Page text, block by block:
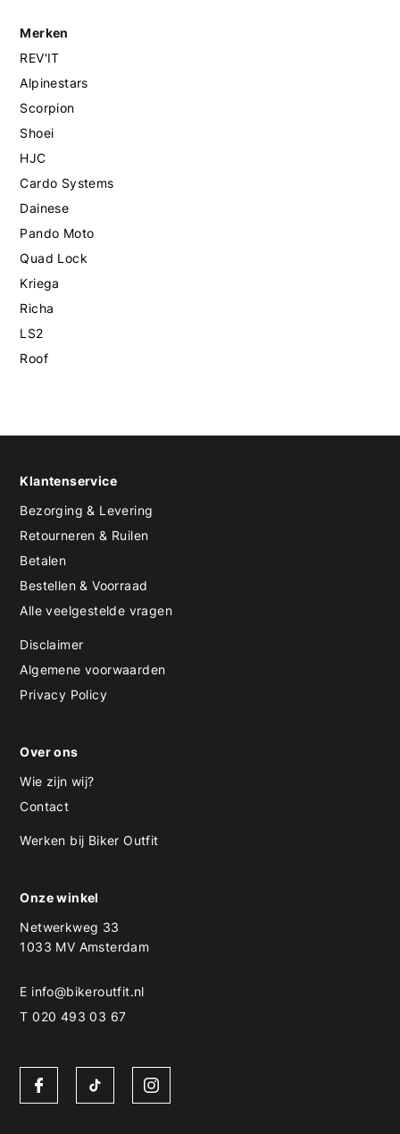
Merken
REV'IT
Alpinestars
Scorpion
Shoei
HJC
Cardo Systems
Dainese
Pando Moto
Quad Lock
Kriega
Richa
LS2
Roof
Klantenservice
Bezorging & Levering
Retourneren & Ruilen
Betalen
Bestellen & Voorraad
Alle veelgestelde vragen
Disclaimer
Algemene voorwaarden
Privacy Policy
Over ons
Wie zijn wij?
Contact
Werken bij Biker Outfit
Onze winkel
Netwerkweg 33
1033 MV Amsterdam
E info@bikeroutfit.nl
T 020 493 03 67